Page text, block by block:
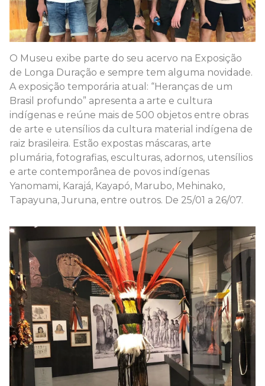
O Museu exibe parte do seu acervo na Exposição
de Longa Duração e sempre tem alguma novidade.
A exposição temporária atual: “Heranças de um
Brasil profundo” apresenta a arte e cultura
indígenas e reúne mais de 500 objetos entre obras
de arte e utensílios da cultura material indígena de
raiz brasileira. Estão expostas máscaras, arte
plumária, fotografias, esculturas, adornos, utensílios
e arte contemporânea de povos indígenas
Yanomami, Karajá, Kayapó, Marubo, Mehinako,
Tapayuna, Juruna, entre outros. De 25/01 a 26/07.